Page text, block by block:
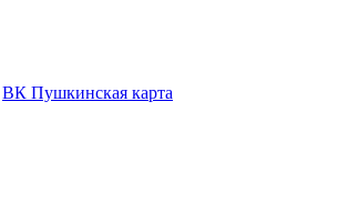
ВК Пушкинская карта